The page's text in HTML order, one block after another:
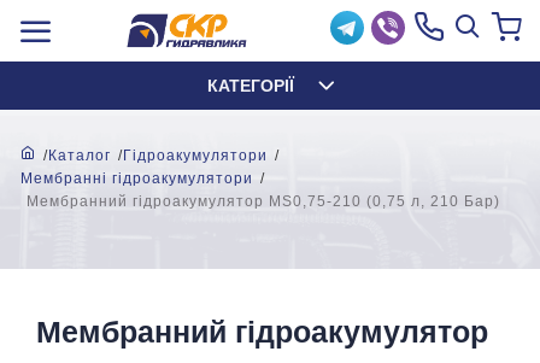
КАТЕГОРІЇ
Каталог
Гідроакумулятори
Мембранні гідроакумулятори
Мембранний гідроакумулятор MS0,75-210 (0,75 л, 210 Бар)
Мембранний гідроакумулятор